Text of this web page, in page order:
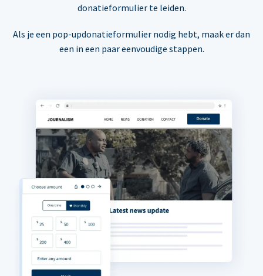
donatieformulier te leiden.
Als je een pop-updonatieformulier nodig hebt, maak er dan
een in een paar eenvoudige stappen.